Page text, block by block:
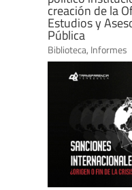
creación de la
Estudios y
Pública
Biblioteca, Informes